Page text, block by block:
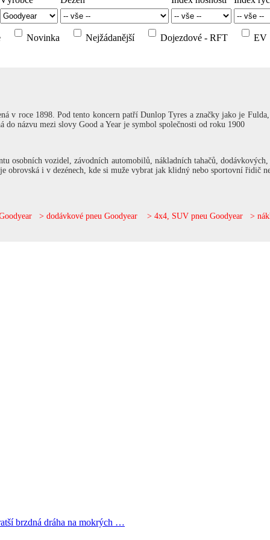
Novinka Nejžádanější Dojezdové - RFT EV
v roce 1898. Pod tento koncern patříDunlop Tyres a značky jako je Fulda,
názvu mezi slovy Good a Year je symbol společnosti od roku 1900
osobních vozidel, závodních automobilů, nákladních tahačů,
obrovská i v dezénech, kde si muže vybrat jak klidný nebo sportovní řidič
> dodávkové pneu Goodyear > 4x4, SUV pneu Goodyear >
brzdná dráha na mokrých …